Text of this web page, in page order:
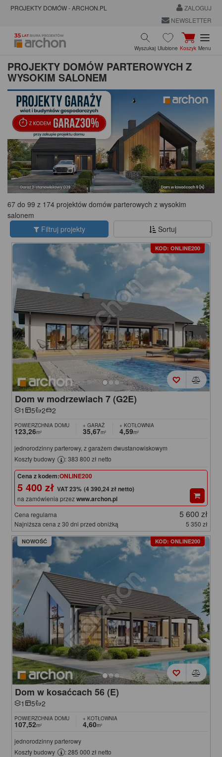
PROJEKTY DOMÓW - ARCHON.PL
ZALOGUJ
NEWSLETTER
Wyszukaj Ulubione Koszyk Menu
PROJEKTY DOMÓW PARTEROWYCH Z
WYSOKIM SALONEM
67 do 99 z 174 projektów domów parterowych z wysokim
salonem
Filtruj projekty
Sortuj
KOD: ONLINE200
Dom w modrzewiach 7 (G2E)
1 5 2 2
POWIERZCHNIA DOMU
123,26m²
+ GARAŻ
35,67m²
+ KOTŁOWNIA
4,59m²
jednorodzinny parterowy, z garażem dwustanowiskowym
Koszty budowy
: 383 800 zł netto
Cena z kodem:ONLINE200
5 400 zł (4 390,24 zł netto)
na zamówienia przezwww.archon.pl
Cena regularna 5 600 zł
Najniższa cena z 30 dni przed obniżką 5 350 zł
NOWOŚĆ KOD: ONLINE200
Dom w kosaćcach 56 (E)
1 5 2
POWIERZCHNIA DOMU
107,52m²
+ KOTŁOWNIA
4,60m²
jednorodzinny parterowy
Koszty budowy
: 285 000 zł netto